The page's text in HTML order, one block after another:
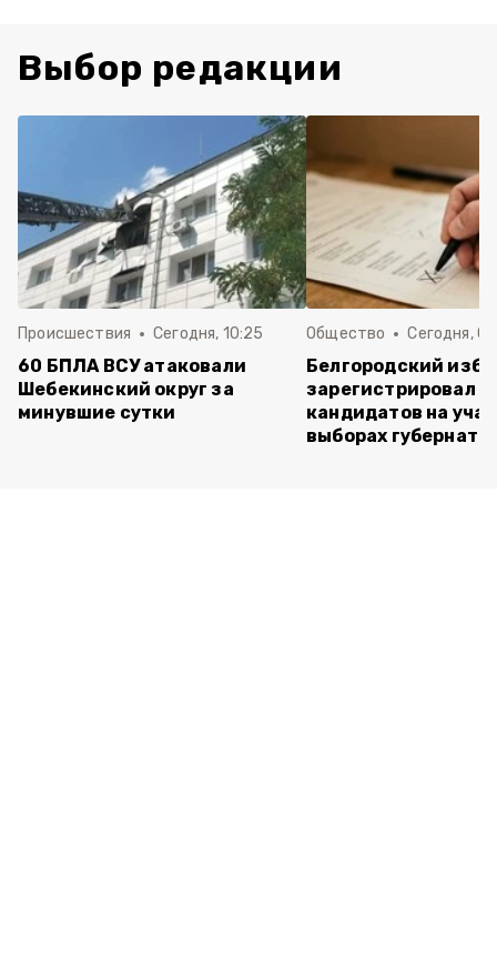
Выбор редакции
Происшествия Сегодня, 10:25
60 БПЛА ВСУ атаковали
Шебекинский округ за
минувшие сутки
Общество Сегодня,
Белгородский
зарегистрировал
кандидатов на
выборах